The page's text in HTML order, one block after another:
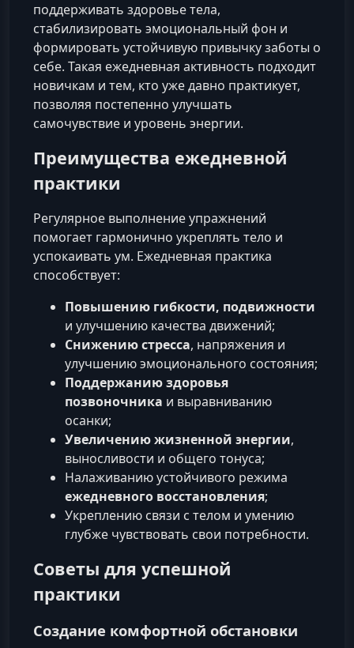
поддерживать здоровье тела,
стабилизировать эмоциональный фон и
формировать устойчивую привычку заботы о
себе. Такая ежедневная активность подходит
новичкам и тем, кто уже давно практикует,
позволяя постепенно улучшать
самочувствие и уровень энергии.
Преимущества ежедневной
практики
Регулярное выполнение упражнений
помогает гармонично укреплять тело и
успокаивать ум. Ежедневная практика
способствует:
Повышению гибкости, подвижности
и улучшению качества движений;
Снижению стресса, напряжения и
улучшению эмоционального состояния;
Поддержанию здоровья
позвоночника и выравниванию
осанки;
Увеличению жизненной энергии,
выносливости и общего тонуса;
Налаживанию устойчивого режима
ежедневного восстановления;
Укреплению связи с телом и умению
глубже чувствовать свои потребности.
Советы для успешной
практики
Создание комфортной обстановки